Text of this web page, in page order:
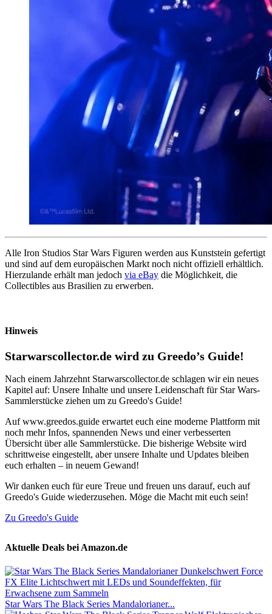
Alle Iron Studios Star Wars Figuren werden aus Kunststein gefertigt
und sind auf dem europäischen Markt noch nicht offiziell erhältlich.
Hierzulande erhält man jedoch via eBay die Möglichkeit, die
Collectibles aus Brasilien zu erwerben.
Hinweis
Starwarscollector.de wird zu Greedo’s Guide!
Nach einem Jahrzehnt Starwarscollector.de schlagen wir ein neues
Kapitel auf: Unsere Inhalte und unsere Leidenschaft für Star Wars-
Sammlerstücke ziehen um zu Greedo's Guide!
Auf www.greedos.guide erwartet euch eine moderne Plattform mit
noch mehr Infos, spannenden News und einer verbesserten
Übersicht über alle Sammlerstücke. Die bisherige Website wird
schrittweise eingestellt, aber unsere Inhalte und Updates bleiben
euch erhalten – in neuem Gewand!
Wir danken euch für eure Treue und freuen uns darauf, euch auf
Greedo's Guide wiederzusehen. Möge die Macht mit euch sein!
Zu Greedo's Guide
Aktuelle Deals bei Amazon.de
Star Wars The Black Series Mandalorianer...